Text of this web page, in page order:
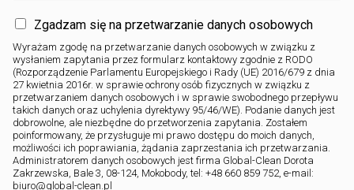
Zgadzam się na przetwarzanie danych osobowych
Wyrażam zgodę na przetwarzanie danych osobowych w związku z
wysłaniem zapytania przez formularz kontaktowy zgodnie z RODO
(Rozporządzenie Parlamentu Europejskiego i Rady (UE) 2016/679 z dnia
27 kwietnia 2016r. w sprawie ochrony osób fizycznych w związku z
przetwarzaniem danych osobowych i w sprawie swobodnego przepływu
takich danych oraz uchylenia dyrektywy 95/46/WE). Podanie danych jest
dobrowolne, ale niezbędne do przetworzenia zapytania. Zostałem
poinformowany, że przysługuje mi prawo dostępu do moich danych,
możliwości ich poprawiania, żądania zaprzestania ich przetwarzania.
Administratorem danych osobowych jest firma Global-Clean Dorota
Zakrzewska, Bale 3, 08-124, Mokobody, tel: +48 660 859 752, e-mail:
biuro@global-clean.pl